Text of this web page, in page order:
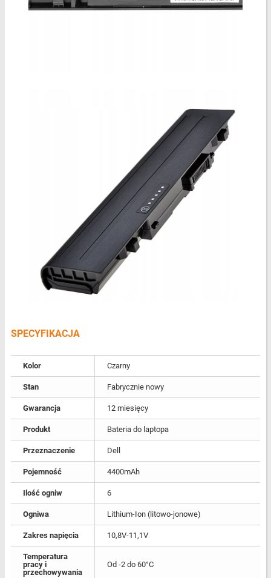
SPECYFIKACJA
Kolor Czarny
Stan Fabrycznie nowy
Gwarancja 12 miesięcy
Produkt Bateria do laptopa
Przeznaczenie Dell
Pojemność 4400mAh
Ilość ogniw 6
Ogniwa Lithium-Ion (litowo-jonowe)
Zakres napięcia 10,8V-11,1V
Temperatura
pracy i
przechowywania
Od -2 do 60°C